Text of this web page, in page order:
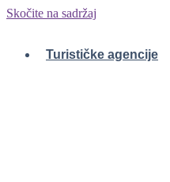
Skočite na sadržaj
Turističke agencije